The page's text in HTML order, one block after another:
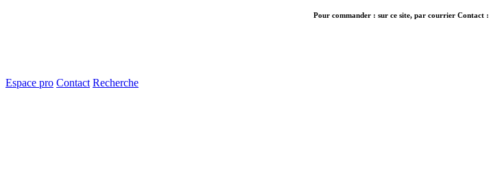
Pour commander : sur ce site, par courrier Contact :
Espace pro Contact Recherche